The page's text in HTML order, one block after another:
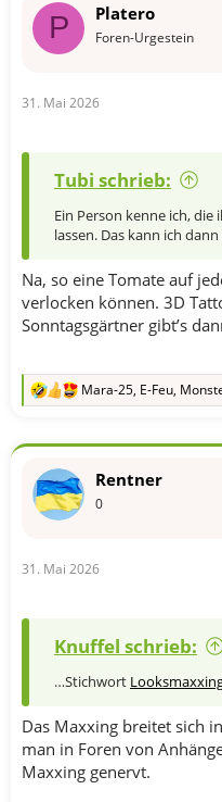
o
:
P Platero
Foren-Urgestein
31. Mai 2026
Tubi schrieb:
Ein Person kenne ich,
lassen. Das kann ich
Na, so eine Tomate auf
verlocken können. 3D
Sonntagsgärtner gibt’s
R
k
o
:
Mara-25, E-Feu,
Rentner
0
31. Mai 2026
Knuffel schrieb:
…Stichwort
Das Maxxing breitet sich
man in Foren von
Maxxing genervt.